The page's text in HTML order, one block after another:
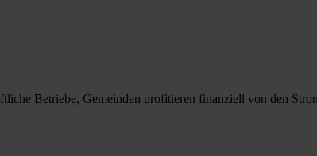
Betriebe, Gemeinden profitieren finanziell von den